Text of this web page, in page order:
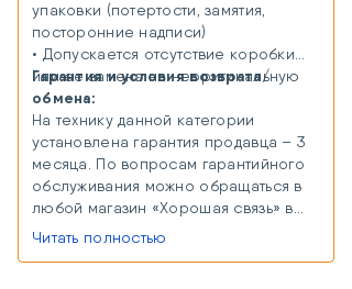
упаковки (потертости, замятия,
посторонние надписи)
• Допускается отсутствие коробки
или ее замена на неоригинальную
Гарантия и условия возврата/
обмена:
На технику данной категории
установлена гарантия продавца – 3
месяца. По вопросам гарантийного
обслуживания можно обращаться в
любой магазин «Хорошая связь» в
любом городе присутствия. В случае
Читать полностью